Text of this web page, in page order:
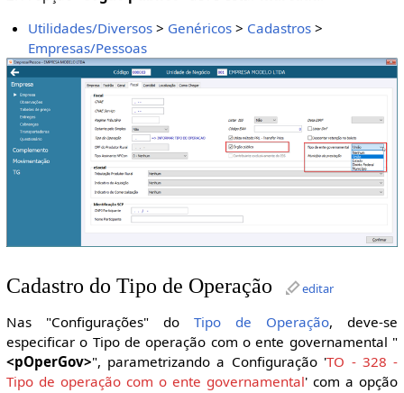
Utilidades/Diversos > Genéricos > Cadastros >
Empresas/Pessoas
Cadastro do Tipo de Operação editar
Nas "Configurações" do Tipo de Operação, deve-se
especificar o Tipo de operação com o ente governamental "
<pOperGov>", parametrizando a Configuração 'TO - 328 -
Tipo de operação com o ente governamental' com a opção